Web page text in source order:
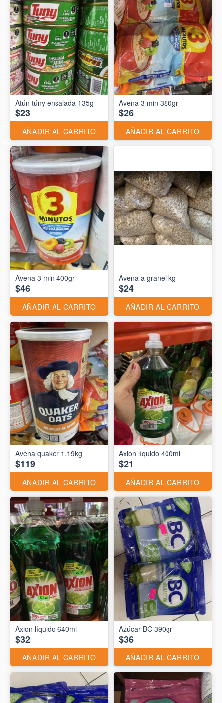
Atún túny ensalada 135g
$23
AÑADIR AL CARRITO
Avena 3 min 380gr
$26
AÑADIR AL CARRITO
Avena 3 min 400gr
$46
AÑADIR AL CARRITO
Avena a granel kg
$24
AÑADIR AL CARRITO
Avena quaker 1.19kg
$119
AÑADIR AL CARRITO
Axion líquido 400ml
$21
AÑADIR AL CARRITO
Axion líquido 640ml
$32
AÑADIR AL CARRITO
Azúcar BC 390gr
$36
AÑADIR AL CARRITO